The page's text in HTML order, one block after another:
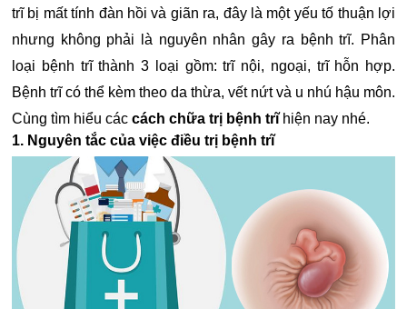
trĩ bị mất tính đàn hồi và giãn ra, đây là một yếu tố thuận lợi
nhưng không phải là nguyên nhân gây ra bệnh trĩ. Phân
loại bệnh trĩ thành 3 loại gồm: trĩ nội, ngoại, trĩ hỗn hợp.
Bệnh trĩ có thể kèm theo da thừa, vết nứt và u nhú hậu môn.
Cùng tìm hiểu các cách chữa trị bệnh trĩhiện nay nhé.
1. Nguyên tắc của việc điều trị bệnh trĩ